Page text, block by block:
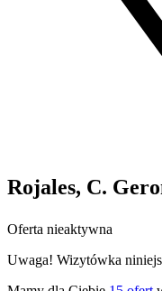
Rojales, C.
Oferta nieaktywna
Uwaga! Wizytówka